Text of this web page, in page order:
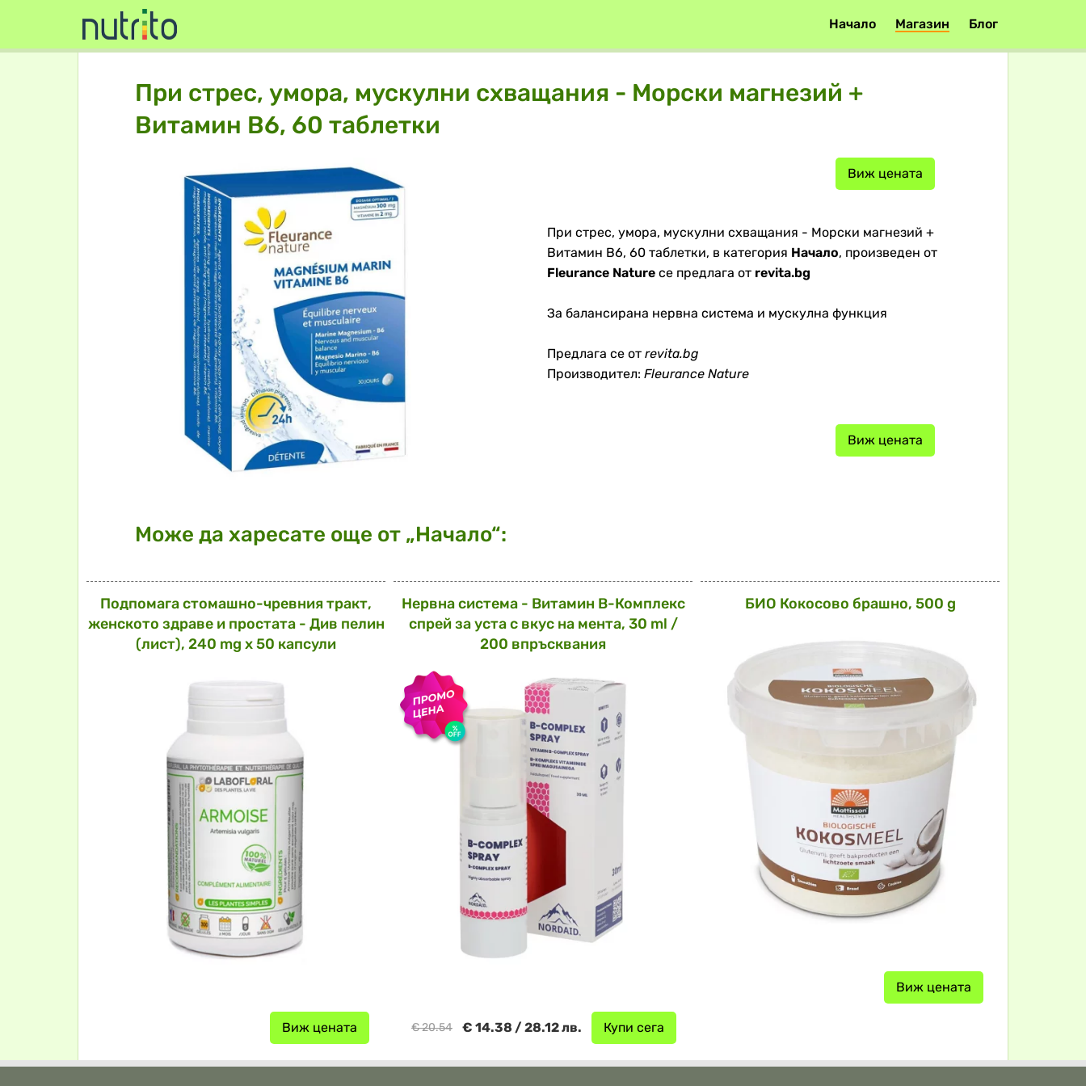
Начало Магазин Блог
При стрес, умора, мускулни схващания - Морски магнезий +
Витамин В6, 60 таблетки
Виж цената
При стрес, умора, мускулни схващания - Морски магнезий +
Витамин В6, 60 таблетки, в категория Начало, произведен от
Fleurance Nature се предлага от revita.bg
За балансирана нервна система и мускулна функция
Предлага се от revita.bg
Производител: Fleurance Nature
Виж цената
Може да харесате още от „Начало“:
Подпомага стомашно-чревния тракт,
женското здраве и простата - Див пелин
(лист), 240 mg х 50 капсули
Виж цената
Нервна система - Витамин В-Комплекс
спрей за уста с вкус на мента, 30 ml /
200 впръсквания
Купи сега
€ 14.38 / 28.12 лв.
€ 20.54
БИО Кокосово брашно, 500 g
Виж цената